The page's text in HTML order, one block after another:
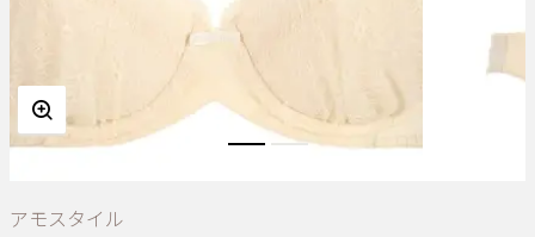
アモスタイル